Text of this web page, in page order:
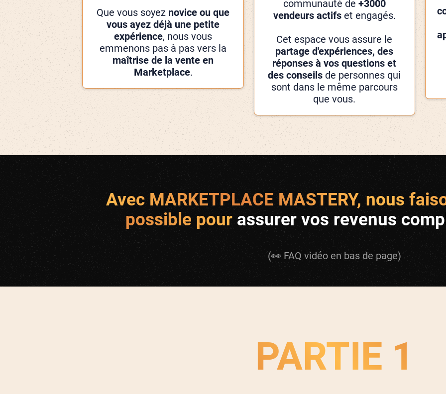
Que vous soyez novice ou que
vous ayez déjà une petite
expérience, nous vous
emmenons pas à pas vers la
maîtrise de la vente en
Marketplace.
communauté de +3000
vendeurs actifs et engagés.
Cet espace vous assure le
partage d'expériences, des
réponses à vos questions et
des conseils de personnes qui
sont dans le même parcours
que vous.
Avec MARKETPLACE MASTERY, nous
possible pour assurer vos revenus
(👀 FAQ vidéo en bas de page)
PARTIE 1